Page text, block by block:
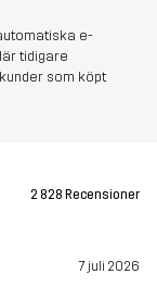
e-
tidigare
som köpt
2 828 Recensioner
7 juli 2026